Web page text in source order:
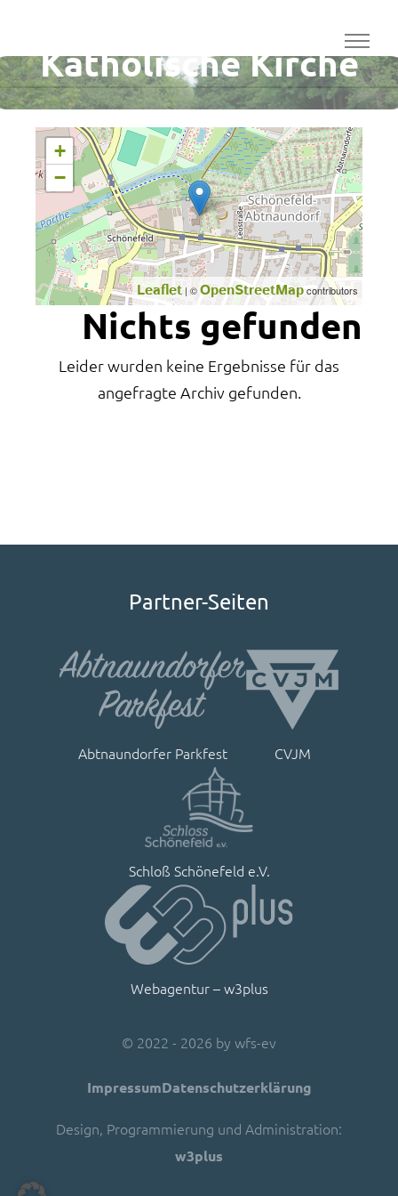
Katholische Kirche
+
−
Leaflet | ©OpenStreetMapcontributors
Nichts gefunden
Leider wurden keine Ergebnisse für das
angefragte Archiv gefunden.
Partner-Seiten
Abtnaundorfer Parkfest CVJM
Schloß Schönefeld e.V.
Webagentur – w3plus
© 2022 - 2026 by wfs-ev
Design, Programmierung und Administration:
w3plus
ImpressumDatenschutzerklärung